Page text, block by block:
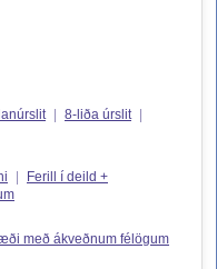
8-liða úrslit
Ferill í deild +
með ákveðnum félögum